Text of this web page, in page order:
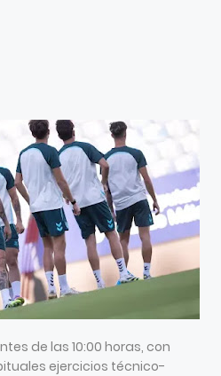
de las 10:00 horas, con
ejercicios técnico-